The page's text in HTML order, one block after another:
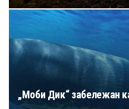
„Моби Дик“ забележан